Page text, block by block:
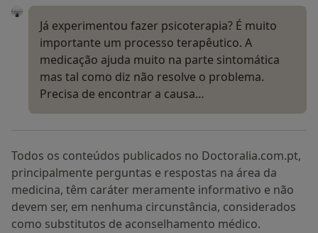
Já experimentou fazer psicoterapia? É muito
importante um processo terapêutico. A
medicação ajuda muito na parte sintomática
mas tal como diz não resolve o problema.
Precisa de encontrar a causa…
Todos os conteúdos publicados no Doctoralia.com.pt,
principalmente perguntas e respostas na área da
medicina, têm caráter meramente informativo e não
devem ser, em nenhuma circunstância, considerados
como substitutos de aconselhamento médico.